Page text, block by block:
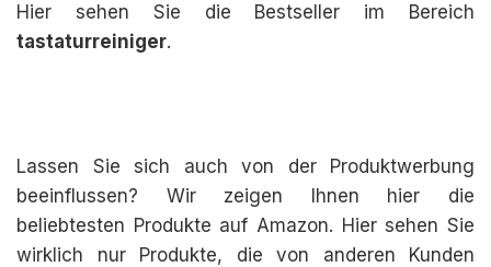
Hier sehen Sie die Bestseller im Bereich
tastaturreiniger.
Lassen Sie sich auch von der Produktwerbung
beeinflussen? Wir zeigen Ihnen hier die
beliebtesten Produkte auf Amazon. Hier sehen Sie
wirklich nur Produkte, die von anderen Kunden